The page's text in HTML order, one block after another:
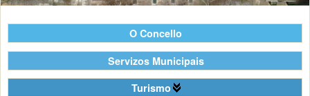
O Concello
Servizos Municipais
Turismo